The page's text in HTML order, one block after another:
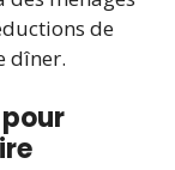
de
dîner.